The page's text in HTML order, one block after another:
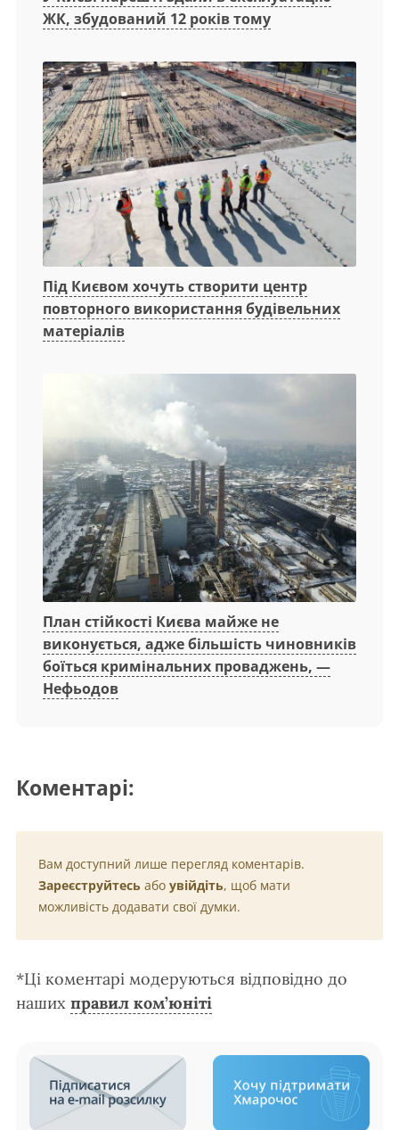
ЖК, збудований 12 років тому
Під Києвом хочуть створити центр
повторного використання будівельних
матеріалів
План стійкості Києва майже не
виконується, адже більшість чиновників
боїться кримінальних проваджень, —
Нефьодов
Коментарі:
Вам доступний лише перегляд коментарів.
Зареєструйтесь або увійдіть, щоб мати
можливість додавати свої думки.
*Ці коментарі модеруються відповідно до
наших правил ком’юніті